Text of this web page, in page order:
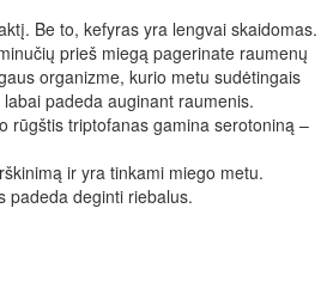
Be to, kefyras yra lengvai skaidomas.
prieš miegą pagerinate raumenų
organizme, kurio metu sudėtingais
padeda auginant raumenis.
rūgštis triptofanas gamina serotoniną –
ir yra tinkami miego metu.
padeda deginti riebalus.